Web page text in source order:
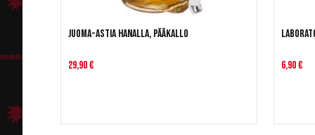
Juoma-astia hanalla, pääkallo
29,90 € 6,90 €